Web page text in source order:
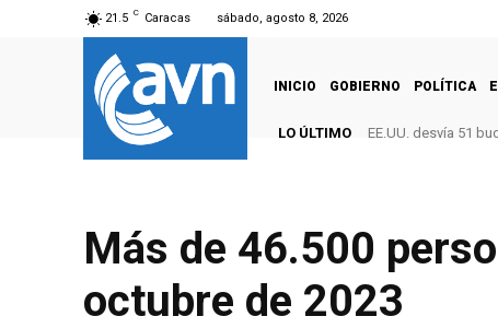
21.5 C Caracas sábado, agosto 8, 2026
INICIO GOBIERNO POLÍTICA
LO ÚLTIMO EE.UU. desvía 51
Más de 46.500
octubre de 2023